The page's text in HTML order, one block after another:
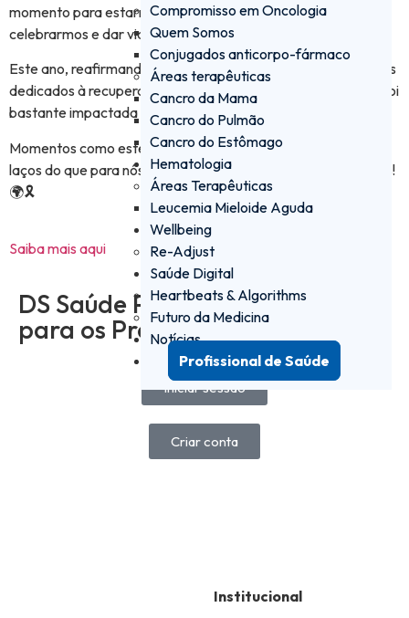
Compromisso em Oncologia
Quem Somos
Conjugados anticorpo-fármaco
Áreas terapêuticas
Cancro da Mama
Cancro do Pulmão
Cancro do Estômago
Hematologia
Áreas Terapêuticas
Leucemia Mieloide Aguda
Wellbeing
Re-Adjust
Saúde Digital
Heartbeats & Algorithms
Futuro da Medicina
Notícias
Profissional de Saúde
momento para estarmos juntos, para partilharmos,
celebrarmos e dar vida aos nossos valores.
Este ano, reafirmando o nosso compromisso social, estivemos
dedicados à recuperação do Pinhal de Leiria, uma zona que foi
bastante impactada por incêndios florestais recentes.
Momentos como este enchem-nos de orgulho e reforçam os
laços do que para nós é o mais importante: as nossas pessoas!
🌍🎗
Saiba mais aqui
DS Saúde PRO - a plataforma
para os Profissionais de Saúde
Iniciar sessão
Criar conta
Institucional